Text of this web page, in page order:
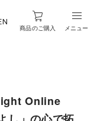
商品のご購入 メニュー
Online